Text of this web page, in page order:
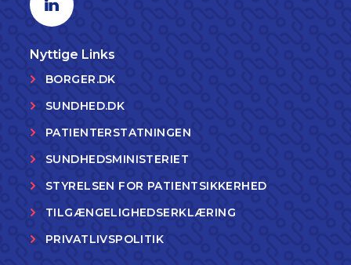
Nyttige Links
BORGER.DK
SUNDHED.DK
PATIENTERSTATNINGEN
SUNDHEDSMINISTERIET
STYRELSEN FOR PATIENTSIKKERHED
TILGÆNGELIGHEDSERKLÆRING
PRIVATLIVSPOLITIK